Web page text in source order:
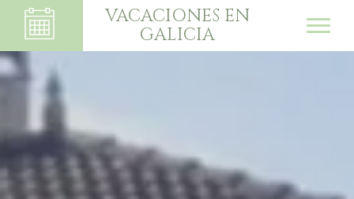
VACACIONES EN
GALICIA